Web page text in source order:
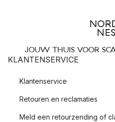
JOUW THUIS VOOR
KLANTENSERVICE
Klantenservice
Retouren en reclamaties
Meld een retourzending of